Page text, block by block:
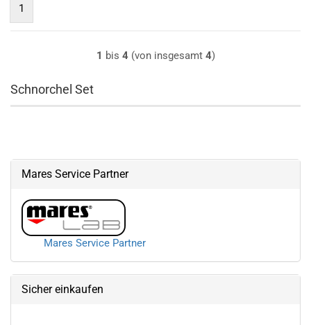
1
1 bis 4(von insgesamt 4)
Schnorchel Set
Mares Service Partner
Mares Service Partner
Sicher einkaufen